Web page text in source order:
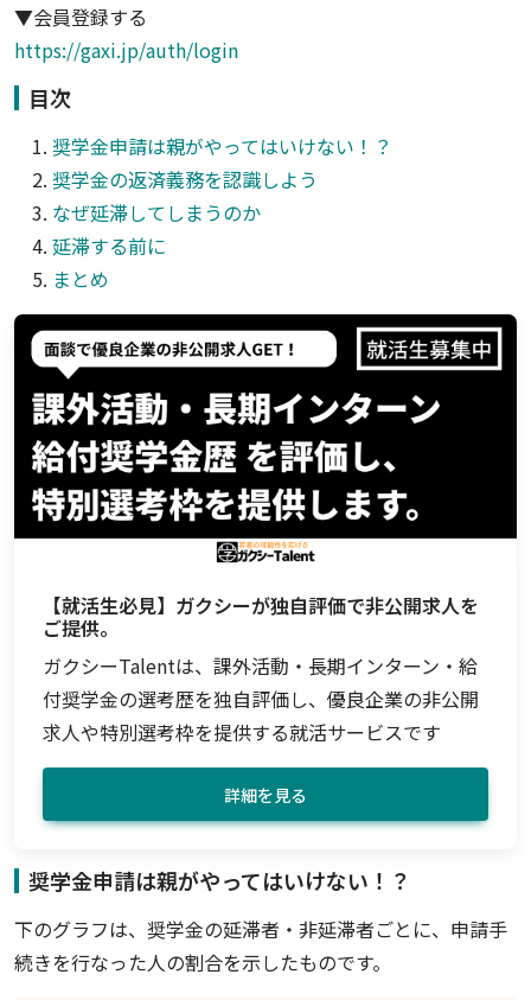
▼会員登録する
https://gaxi.jp/auth/login
目次
奨学金申請は親がやってはいけない！？
奨学金の返済義務を認識しよう
なぜ延滞してしまうのか
延滞する前に
まとめ
【就活生必見】ガクシーが独自評価で非公開求人を
ご提供。
ガクシーTalentは、課外活動・長期インターン・給
付奨学金の選考歴を独自評価し、優良企業の非公開
求人や特別選考枠を提供する就活サービスです
詳細を見る
奨学金申請は親がやってはいけない！？
下のグラフは、奨学金の延滞者・非延滞者ごとに、申請手
続きを行なった人の割合を示したものです。